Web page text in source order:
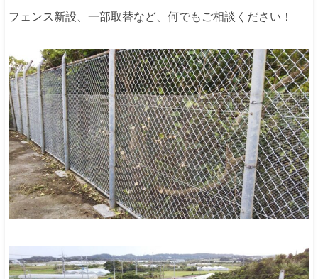
フェンス新設、一部取替など、何でもご相談ください！